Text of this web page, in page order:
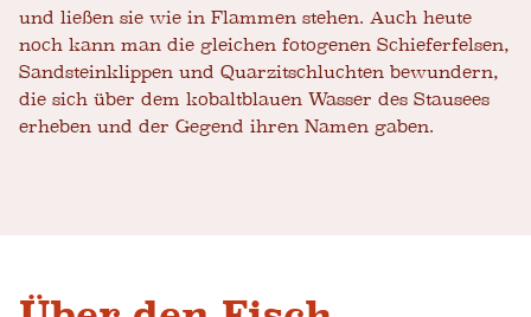
und ließen sie wie in Flammen stehen. Auch heute
noch kann man die gleichen fotogenen Schieferfelsen,
Sandsteinklippen und Quarzitschluchten bewundern,
die sich über dem kobaltblauen Wasser des Stausees
erheben und der Gegend ihren Namen gaben.